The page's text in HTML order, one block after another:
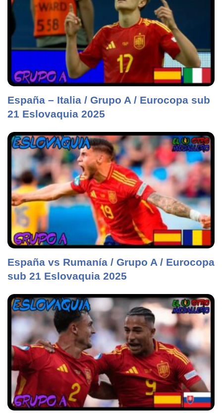
España – Italia / Grupo A / Eurocopa sub
21 Eslovaquia 2025
España vs Rumanía / Grupo A / Eurocopa
sub 21 Eslovaquia 2025